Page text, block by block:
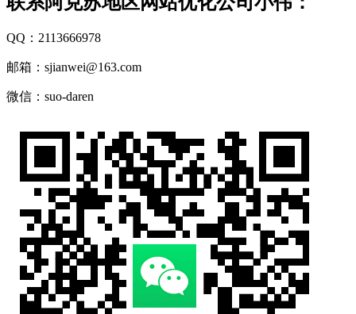
QQ：2113666978
邮箱：sjianwei@163.com
微信：suo-daren